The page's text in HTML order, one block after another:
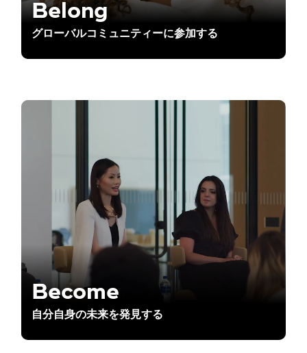
Belong
グローバルコミュニティーに参加する
Become
自分自身の未来を発見する